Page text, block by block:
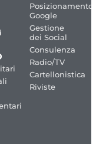
Posizionamento
Google
Gestione
dei Social
Consulenza
Radio/TV
Cartellonistica
Riviste